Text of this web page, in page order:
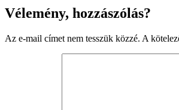
Vélemény, hozzászólás?
Az e-mail címet nem tesszük közzé. A